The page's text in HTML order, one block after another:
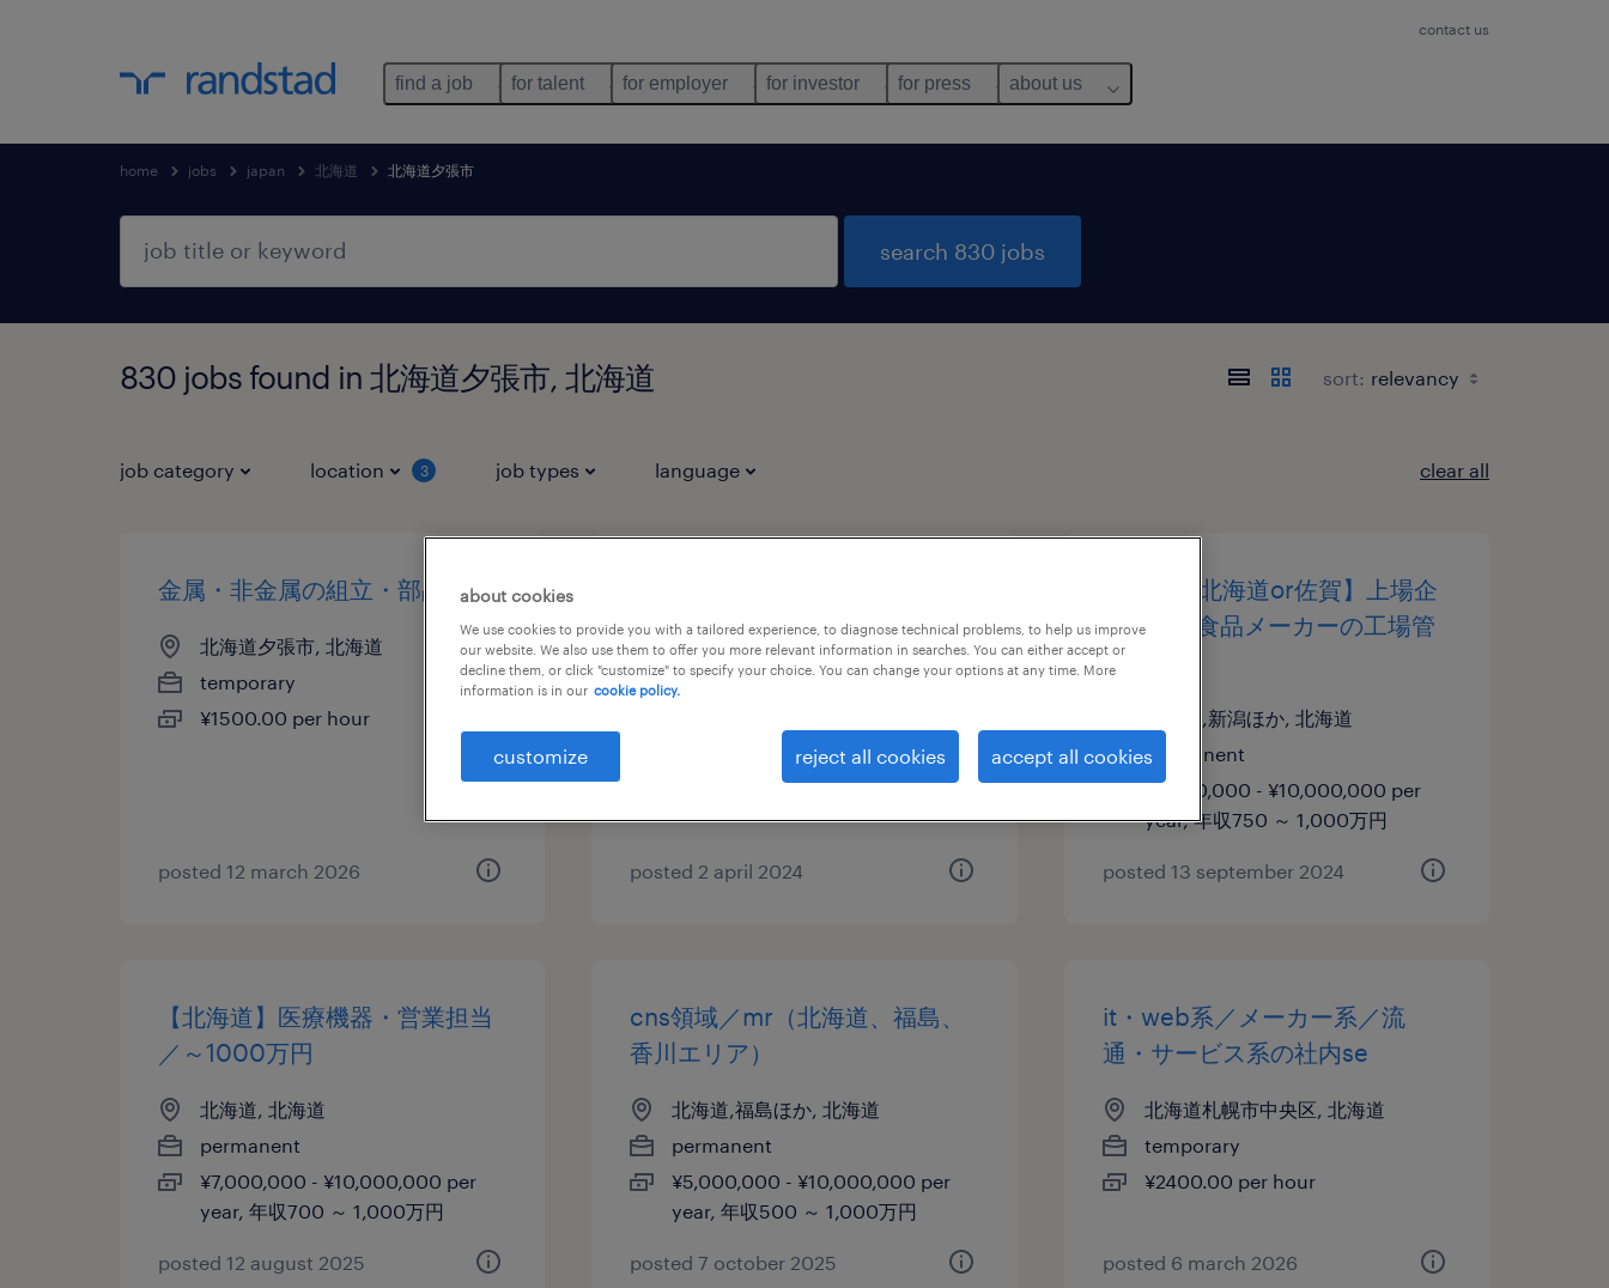
contact us
find a job for talent for employer for investor for press about us
home jobs japan 北海道 北海道夕張市
search 830 jobs
830 jobs found in 北海道夕張市, 北海道 sort:
job category location 3 job types language clear all
金属・非金属の組立・部品加工
北海道夕張市, 北海道
temporary
¥1500.00 per hour
posted 12 march 2026
部品加工、生産管理・品質管理
北海道夕張市, 北海道
¥263,000 per month
posted 2 april 2024
【新潟or北海道or佐賀】上場企
業 / 大手食品メーカーの工場管
理職候補
北海道,新潟ほか, 北海道
permanent
¥7,500,000 - ¥10,000,000 per
year, 年収750 ～ 1,000万円
posted 13 september 2024
【北海道】医療機器・営業担当
／～1000万円
北海道, 北海道
permanent
¥7,000,000 - ¥10,000,000 per
year, 年収700 ～ 1,000万円
posted 12 august 2025
cns領域／mr（北海道、福島、
香川エリア）
北海道,福島ほか, 北海道
permanent
¥5,000,000 - ¥10,000,000 per
year, 年収500 ～ 1,000万円
posted 7 october 2025
it・web系／メーカー系／流
通・サービス系の社内se
北海道札幌市中央区, 北海道
temporary
¥2400.00 per hour
posted 6 march 2026
about cookies
We use cookies to provide you with a tailored experience, to diagnose technical problems, to help us improve
our website. We also use them to offer you more relevant information in searches. You can either accept or
decline them, or click "customize" to specify your choice. You can change your options at any time. More
information is in our cookie policy.
customize reject all cookies accept all cookies